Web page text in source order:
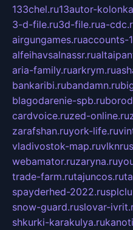
133chel.ru13autor-
3-d-file.ru3d-file.rua-
airgungames.ruaccounts-
alfeihavsalnassr.ru
aria-family.ruarkrym.ru
bankaribi.rubandamn.ru
blagodarenie-spb.ru
cardvoice.ruzed-online.ru
zarafshan.ruyork-life.ru
vladivostok-map.ru
webamator.ruzaryna.ru
trade-farm.rutajuncos.ru
spayderhed-2022.ru
snow-guard.ruslovar-
shkurki-karakulya.ru